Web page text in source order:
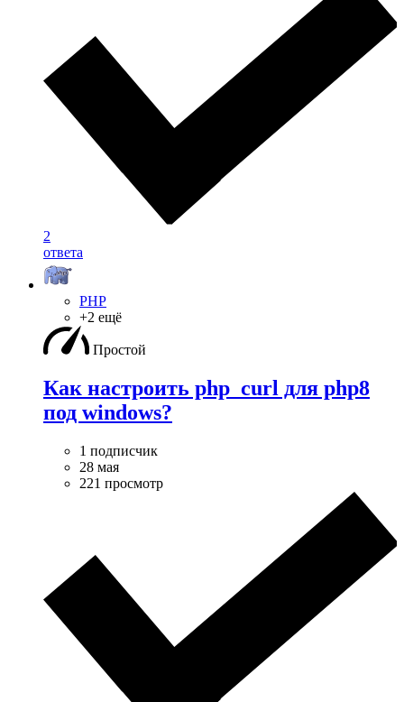
2
ответа
PHP
+2 ещё
Простой
Как настроить php_curl для php8
под windows?
1 подписчик
28 мая
221 просмотр